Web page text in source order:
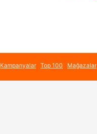
Kampanyalar Top 100 Mağazalar